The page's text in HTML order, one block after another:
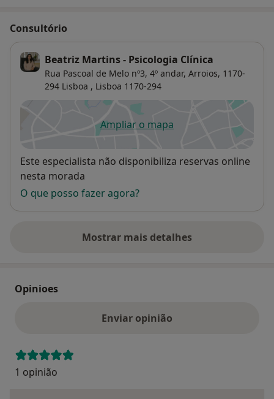
Consultório
Beatriz Martins - Psicologia Clínica
Rua Pascoal de Melo nº3, 4º andar, Arroios, 1170-
294 Lisboa , Lisboa 1170-294
Ampliar o mapaabre num novo separador
Disponibilidade
Este especialista não disponibiliza reservas online
nesta morada
O que posso fazer agora?
Mostrar mais detalhes
sobre o endereço
Opinioes
Enviar opinião
1 opinião